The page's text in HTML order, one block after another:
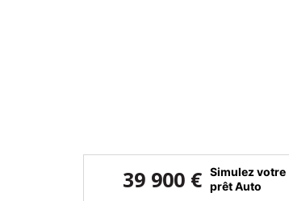
39 900 € Simulez votre
prêt Auto